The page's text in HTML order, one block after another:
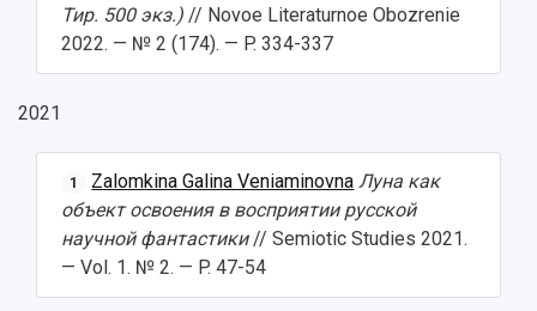
Тир. 500 экз.) // Novoe Literaturnoe Obozrenie
2022. — № 2 (174). — P. 334-337
2021
1 Zalomkina Galina Veniaminovna Луна как
объект освоения в восприятии русской
научной фантастики// Semiotic Studies 2021.
— Vol. 1. № 2. — P. 47-54